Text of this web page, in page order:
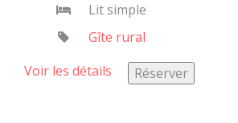
Lit simple
Gîte rural
Voir les détails
Réserver